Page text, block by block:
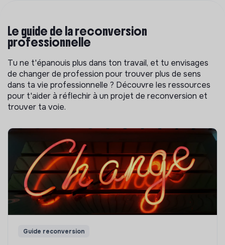
Le guide de la reconversion
professionnelle
Tu ne t'épanouis plus dans ton travail, et tu envisages
de changer de profession pour trouver plus de sens
dans ta vie professionnelle ? Découvre les ressources
pour t'aider à réflechir à un projet de reconversion et
trouver ta voie.
Guide reconversion